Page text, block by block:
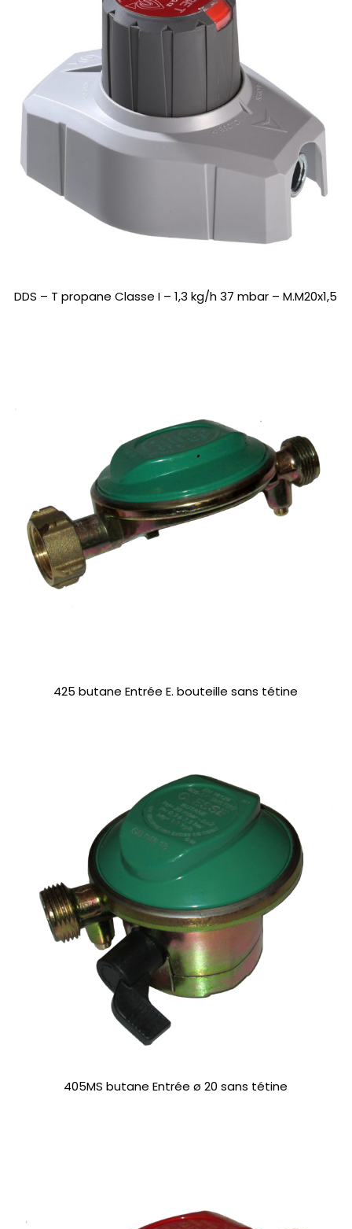
DDS – T propane Classe I – 1,3 kg/h 37 mbar – M.M20x1,5
425 butane Entrée E. bouteille sans tétine
405MS butane Entrée ø 20 sans tétine